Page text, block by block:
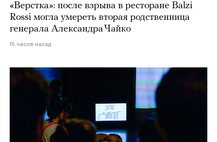
«Верстка»: после взрыва в ресторане Balzi
Rossi могла умереть вторая родственница
генерала Александра Чайко
15 часов назад